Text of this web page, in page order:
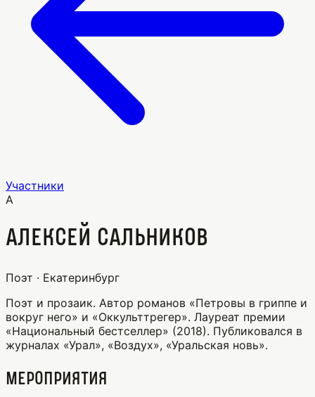
Участники
А
Алексей Сальников
Поэт · Екатеринбург
Поэт и прозаик. Автор романов «Петровы в гриппе и
вокруг него» и «Оккульттрегер». Лауреат премии
«Национальный бестселлер» (2018). Публиковался в
журналах «Урал», «Воздух», «Уральская новь».
Мероприятия